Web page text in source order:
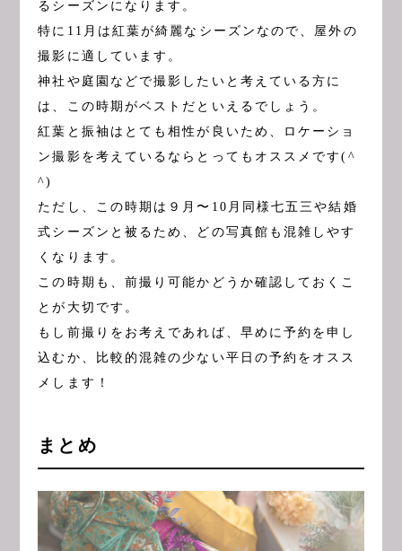
るシーズンになります。
特に11月は紅葉が綺麗なシーズンなので、屋外の
撮影に適しています。
神社や庭園などで撮影したいと考えている方に
は、この時期がベストだといえるでしょう。
紅葉と振袖はとても相性が良いため、ロケーショ
ン撮影を考えているならとってもオススメです(^
^)
ただし、この時期は９月〜10月同様七五三や結婚
式シーズンと被るため、どの写真館も混雑しやす
くなります。
この時期も、前撮り可能かどうか確認しておくこ
とが大切です。
もし前撮りをお考えであれば、早めに予約を申し
込むか、比較的混雑の少ない平日の予約をオスス
メします！
まとめ